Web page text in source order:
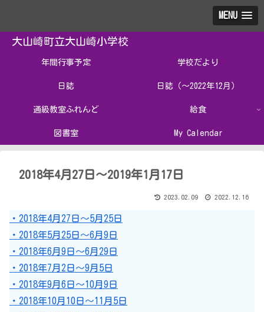
MENU
大山崎町立大山崎小学校
年間行事予定 学校だより
日誌 日誌（～2022年12月）
通級教室ふれんど 給食
図書室 My Calendar
2018年4月27日～2019年1月17日
2023.02.09 2022.12.16
・2018年4月27日～5月25日
・2018年5月25日～6月9日
・2018年6月9日～6月29日
・2018年7月2日～9月5日
・2018年9月6日～10月9日
・2018年10月10日～11月5日